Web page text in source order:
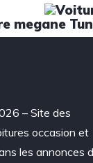
– Site des
occasion et
les annonces